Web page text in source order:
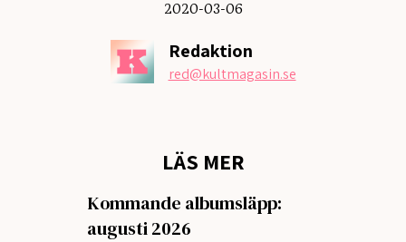
2020-03-06
Redaktion
red@kultmagasin.se
LÄS MER
Kommande albumsläpp:
augusti 2026